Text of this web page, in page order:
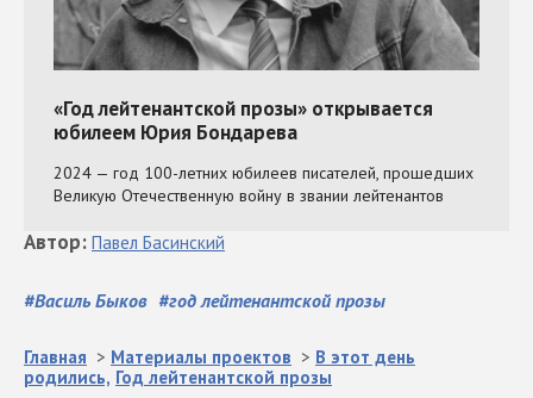
#Василь Быков #год лейтенантской прозы
Автор: Павел Басинский
Главная > Материалы проектов > В этот день
родились, Год лейтенантской прозы